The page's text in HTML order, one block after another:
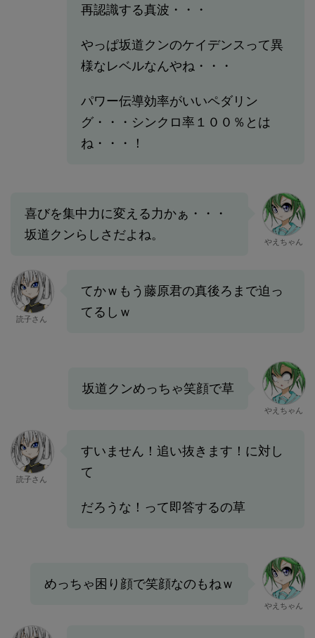
再認識する真波・・・
やっぱ坂道クンのケイデンスって異
様なレベルなんやね・・・
パワー伝導効率がいいペダリン
グ・・・シンクロ率１００％とは
ね・・・！
喜びを集中力に変える力かぁ・・・
坂道クンらしさだよね。
やえちゃん
読子さん
てかｗもう藤原君の真後ろまで迫っ
てるしｗ
坂道クンめっちゃ笑顔で草
やえちゃん
読子さん
すいません！追い抜きます！に対し
て
だろうな！って即答するの草
めっちゃ困り顔で笑顔なのもねｗ
やえちゃん